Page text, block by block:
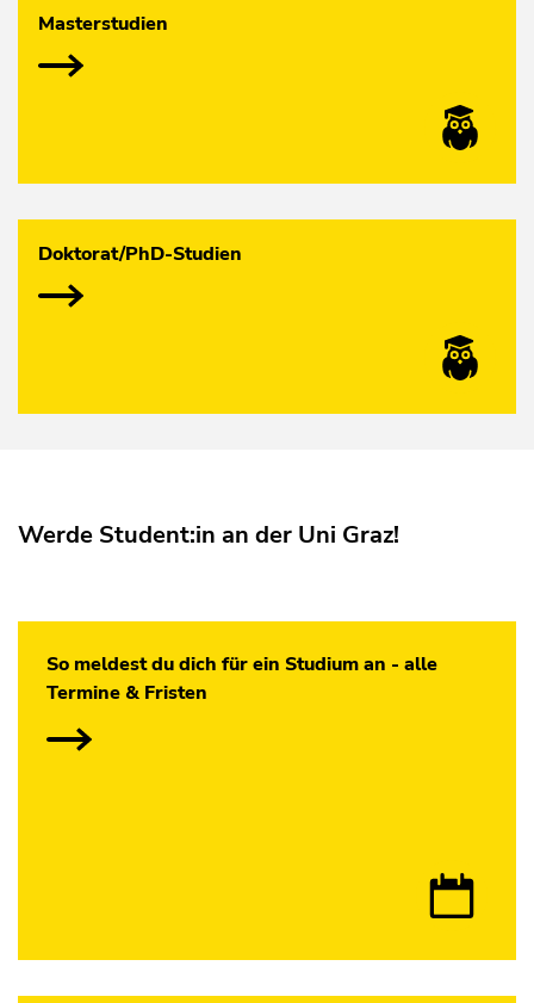
Masterstudien
Doktorat/PhD-Studien
Werde Student:in an der Uni Graz!
So meldest du dich für ein Studium an - alle
Termine & Fristen